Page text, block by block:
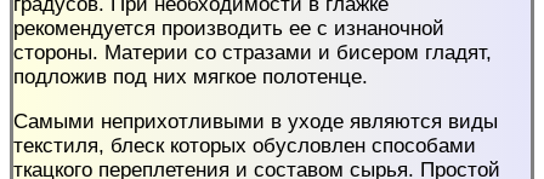
рекомендуется производить ее с изнаночной
стороны. Материи со стразами и бисером гладят,
подложив под них мягкое полотенце.
Самыми неприхотливыми в уходе являются виды
текстиля, блеск которых обусловлен способами
ткацкого переплетения и составом сырья. Простой